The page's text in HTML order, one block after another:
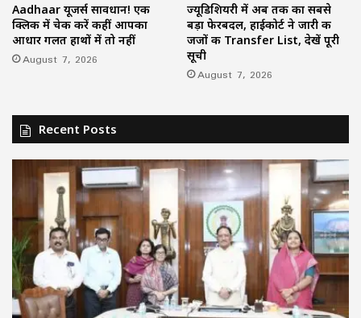
Aadhaar यूजर्स सावधान! एक
क्लिक में चेक करें कहीं आपका
आधार गलत हाथों में तो नहीं
August 7, 2026
ज्यूडिशियरी में अब तक का सबसे
बड़ा फेरबदल, हाईकोर्ट ने जारी की
जजों की Transfer List, देखें पूरी
सूची
August 7, 2026
Recent Posts